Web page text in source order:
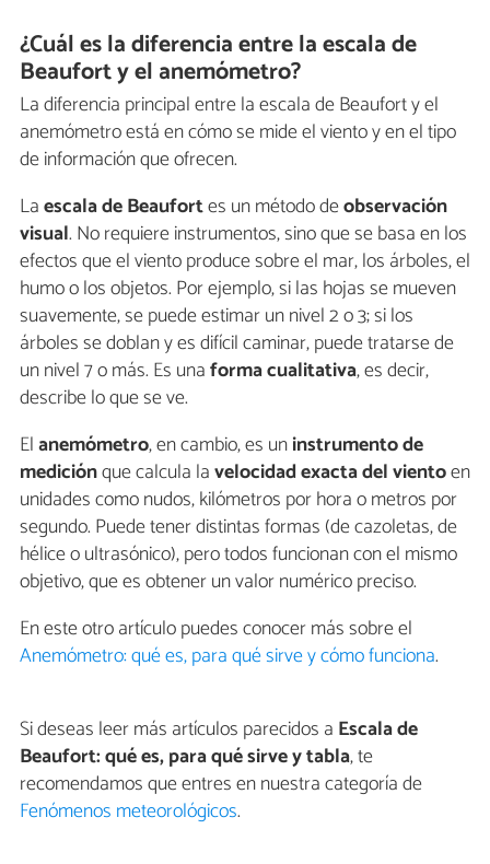
¿Cuál es la diferencia entre la escala de
Beaufort y el anemómetro?
La diferencia principal entre la escala de Beaufort y el
anemómetro está en cómo se mide el viento y en el tipo
de información que ofrecen.
Laescala de Beaufortes un método deobservación
visual. No requiere instrumentos, sino que se basa en los
efectos que el viento produce sobre el mar, los árboles, el
humo o los objetos. Por ejemplo, si las hojas se mueven
suavemente, se puede estimar un nivel 2 o 3; si los
árboles se doblan y es difícil caminar, puede tratarse de
un nivel 7 o más. Es unaforma cualitativa, es decir,
describe lo que se ve.
Elanemómetro, en cambio, es uninstrumento de
mediciónque calcula lavelocidad exacta del vientoen
unidades como nudos, kilómetros por hora o metros por
segundo. Puede tener distintas formas (de cazoletas, de
hélice o ultrasónico), pero todos funcionan con el mismo
objetivo, que es obtener un valor numérico preciso.
En este otro artículo puedes conocer más sobre el
Anemómetro: qué es, para qué sirve y cómo funciona.
Si deseas leer más artículos parecidos a Escala de
Beaufort: qué es, para qué sirve y tabla, te
recomendamos que entres en nuestra categoría de
Fenómenos meteorológicos.